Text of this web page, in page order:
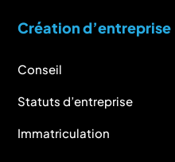
Création d’entreprise
Conseil
Statuts d’entreprise
Immatriculation